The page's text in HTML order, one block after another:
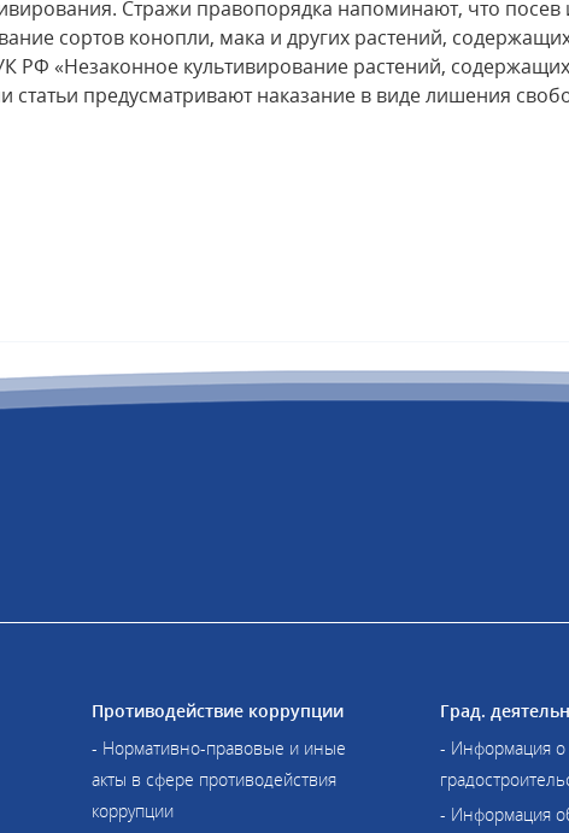
Стражи правопорядка напоминают, что посев
сортов конопли, мака и других растений,
РФ «Незаконное культивирование растений,
предусматривают наказание в виде лишения
Противодействие коррупции
- Нормативно-правовые и иные
акты в сфере противодействия
коррупции
Град.
- Информация о
- Информация